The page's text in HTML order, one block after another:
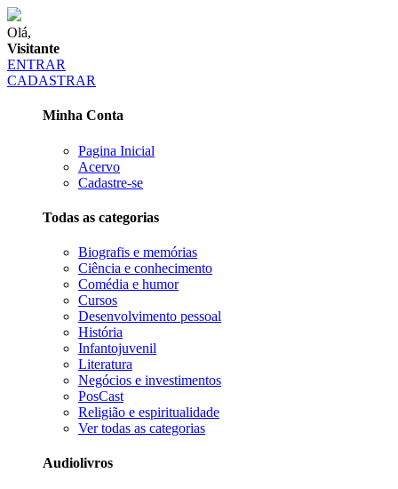
Olá,
Visitante
ENTRAR
CADASTRAR
Minha Conta
Pagina Inicial
Acervo
Cadastre-se
Todas as categorias
Biografis e memórias
Ciência e conhecimento
Comédia e humor
Cursos
Desenvolvimento pessoal
História
Infantojuvenil
Literatura
Negócios e investimentos
PosCast
Religião e espiritualidade
Ver todas as categorias
Audiolivros